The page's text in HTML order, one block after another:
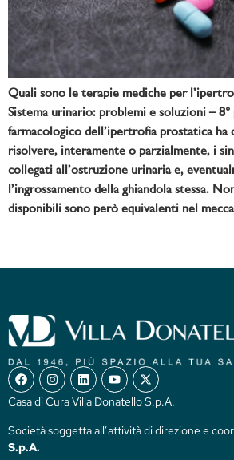
Quali sono le terapie mediche per
Sistema urinario: problemi e soluzioni –
farmacologico dell’ipertrofia prostatica ha
risolvere, interamente o parzialmente, i
collegati all’ostruzione urinaria e,
l’ingrossamento della ghiandola stessa.
disponibili sono però equivalenti nel
Casa di Cura Villa Donatello S.p.A.
Società soggetta all’attività di direzione e
S.p.A.